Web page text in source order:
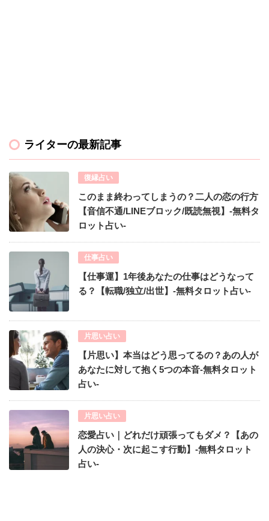
ライターの最新記事
復縁占い
このまま終わってしまうの？二人の恋の行方
【音信不通/LINEブロック/既読無視】-無料タ
ロット占い-
仕事占い
【仕事運】1年後あなたの仕事はどうなって
る？【転職/独立/出世】-無料タロット占い-
片思い占い
【片思い】本当はどう思ってるの？あの人が
あなたに対して抱く5つの本音-無料タロット
占い-
片思い占い
恋愛占い｜どれだけ頑張ってもダメ？【あの
人の決心・次に起こす行動】-無料タロット
占い-